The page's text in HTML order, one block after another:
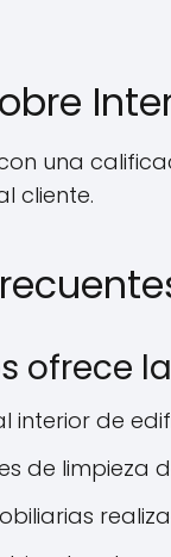
una
cliente.
ofrece
interior de
de limpieza